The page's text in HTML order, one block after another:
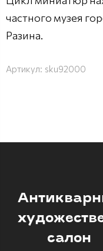
частного музея
Разина.
Артикул: sku92000
салон